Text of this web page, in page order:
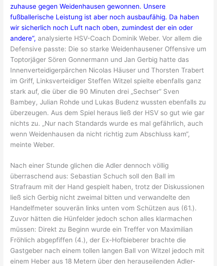
zuhause gegen Weidenhausen gewonnen. Unsere
fußballerische Leistung ist aber noch ausbaufähig. Da haben
wir sicherlich noch Luft nach oben, zumindest der ein oder
andere“, analysierte HSV-Coach Dominik Weber. Vor allem die
Defensive passte: Die so starke Weidenhausener Offensive um
Toptorjäger Sören Gonnermann und Jan Gerbig hatte das
Innenverteidigerpärchen Nicolas Häuser und Thorsten Trabert
im Griff, Linksverteidiger Steffen Witzel spielte ebenfalls ganz
stark auf, die über die 90 Minuten drei „Sechser“ Sven
Bambey, Julian Rohde und Lukas Budenz wussten ebenfalls zu
überzeugen. Aus dem Spiel heraus ließ der HSV so gut wie gar
nichts zu. „Nur nach Standards wurde es mal gefährlich, auch
wenn Weidenhausen da nicht richtig zum Abschluss kam“,
meinte Weber.
Nach einer Stunde glichen die Adler dennoch völlig
überraschend aus: Sebastian Schuch soll den Ball im
Strafraum mit der Hand gespielt haben, trotz der Diskussionen
ließ sich Gerbig nicht zweimal bitten und verwandelte den
Handelfmeter souverän links unten vom Schützen aus (61.).
Zuvor hätten die Hünfelder jedoch schon alles klarmachen
müssen: Direkt zu Beginn wurde ein Treffer von Maximilian
Fröhlich abgepfiffen (4.), der Ex-Hofbieberer brachte die
Gastgeber nach einem tollen langen Ball von Witzel jedoch mit
einem Heber aus 18 Metern über den herauseilenden Adler-